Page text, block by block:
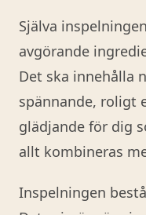
Själva
avgörande
Det ska innehålla
spännande, roligt
glädjande för dig
allt kombineras
Inspelningen